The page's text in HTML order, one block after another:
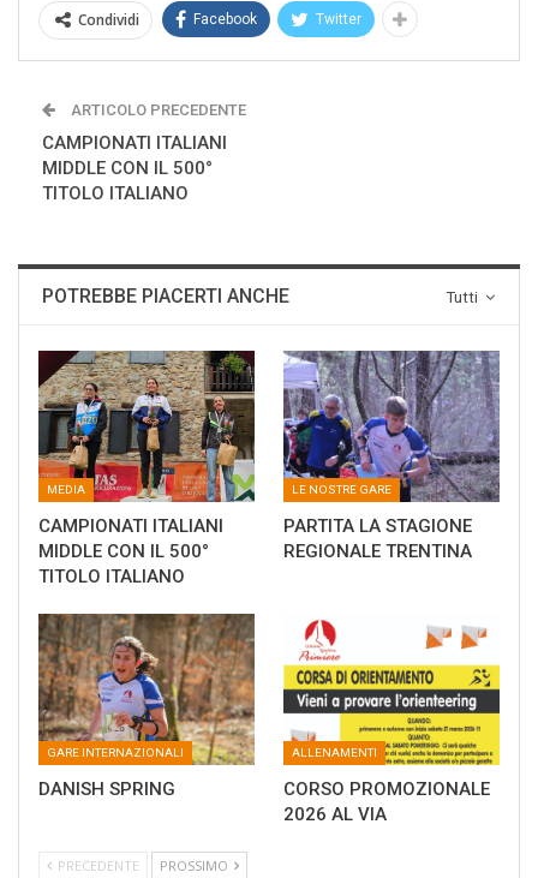
Condividi Facebook Twitter
ARTICOLO PRECEDENTE
CAMPIONATI ITALIANI
MIDDLE CON IL 500°
TITOLO ITALIANO
Tutti
POTREBBE PIACERTI ANCHE
MEDIA
CAMPIONATI ITALIANI
MIDDLE CON IL 500°
TITOLO ITALIANO
LE NOSTRE GARE
PARTITA LA STAGIONE
REGIONALE TRENTINA
GARE INTERNAZIONALI
DANISH SPRING
ALLENAMENTI
CORSO PROMOZIONALE
2026 AL VIA
PRECEDENTE PROSSIMO